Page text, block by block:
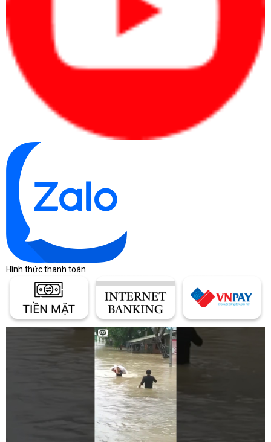
POWEREDGE R250 4x3.5 E-2324G- 8GB
Máy chủ Dell PowerEdge R250 4x3.5 E-2324G- 8GB sở hữu nhiều
đặc điểm nổi bật, ta có thể kể tới 1 số như:
Hiệu năng mạnh mẽ:
Bộ xử lý:Intel Xeon E-2324G thế hệ thứ 4 với 4 nhân
và 8 luồng, cung cấp hiệu suất mạnh mẽ cho các ứng
dụng văn phòng, web hosting và cơ sở dữ liệu nhỏ.
Hỗ trợ tối đa 128GB DDR4 ECC UDIMM với
tốc độ lên đến 3200 MT/s, giúp cải thiện hiệu suất và độ tin
Hình thức thanh toán